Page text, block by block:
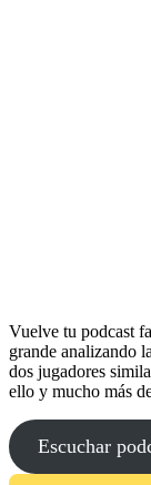
Vuelve tu podcast
grande analizando
dos jugadores
ello y mucho más
Escuchar